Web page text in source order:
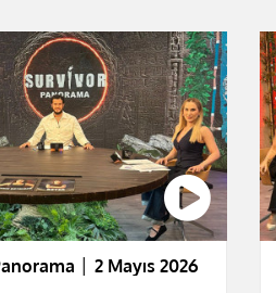
│ 2 Mayıs 2026